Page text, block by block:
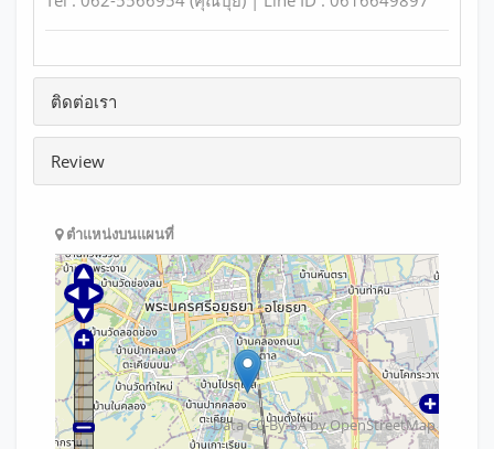
ติดต่อเรา
Review
ตำแหน่งบนแผนที่
Data CC-By-SA byOpenStreetMap